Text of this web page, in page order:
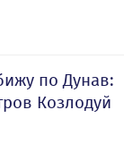
по Дунав:
Козлодуй